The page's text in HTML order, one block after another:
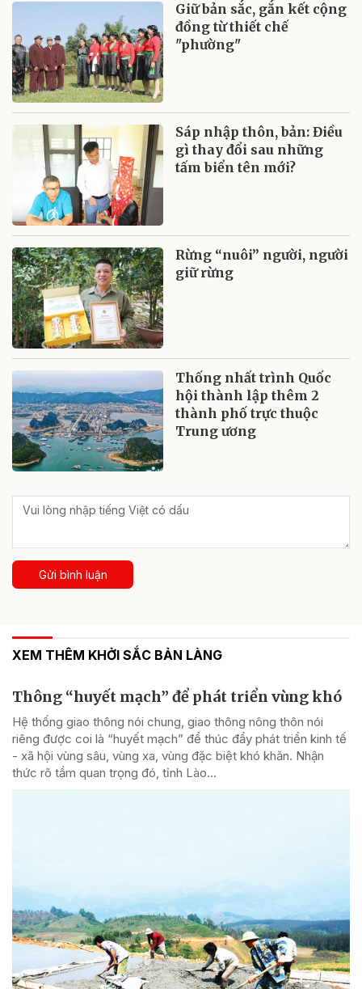
Giữ bản sắc, gắn kết cộng
đồng từ thiết chế
"phường"
Sáp nhập thôn, bản: Điều
gì thay đổi sau những
tấm biển tên mới?
Rừng “nuôi” người, người
giữ rừng
Thống nhất trình Quốc
hội thành lập thêm 2
thành phố trực thuộc
Trung ương
Gửi bình luận
XEM THÊM KHỞI SẮC BẢN LÀNG
Thông “huyết mạch” để phát triển vùng khó
Hệ thống giao thông nói chung, giao thông nông thôn nói
riêng được coi là “huyết mạch” để thúc đẩy phát triển kinh tế
- xã hội vùng sâu, vùng xa, vùng đặc biệt khó khăn. Nhận
thức rõ tầm quan trọng đó, tỉnh Lào...